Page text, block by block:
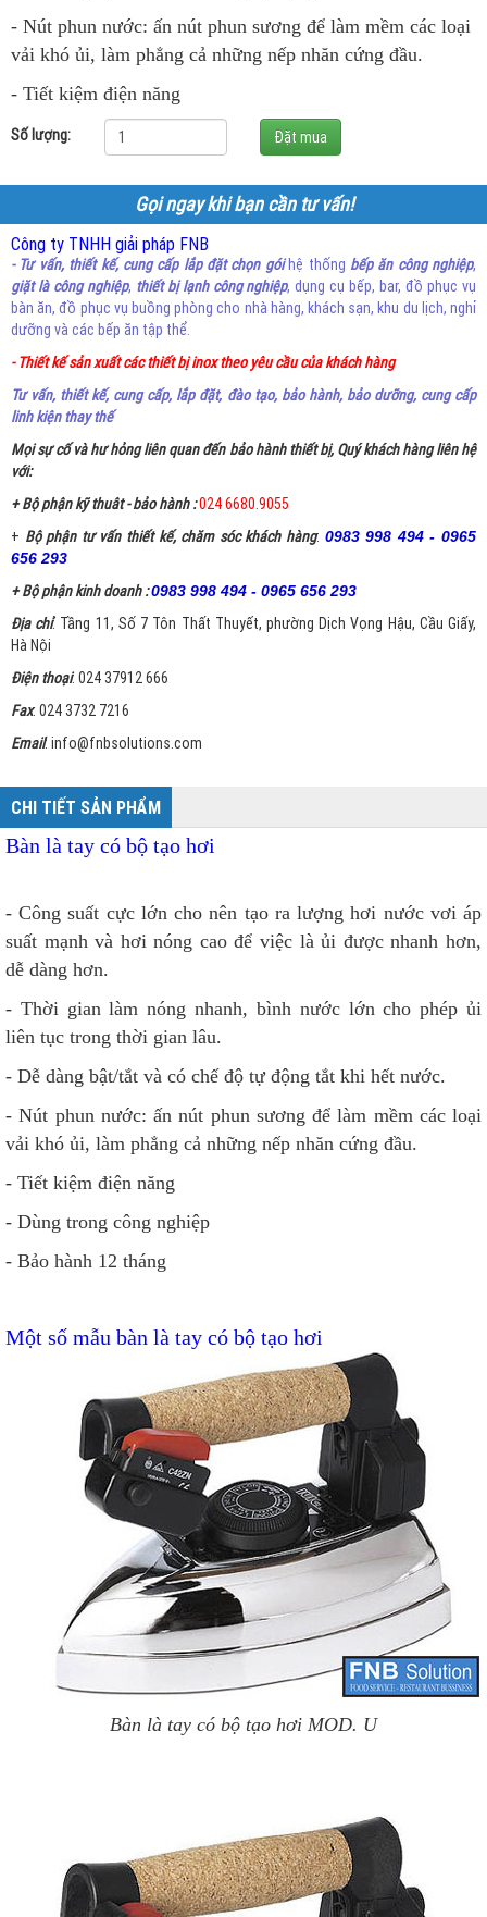
- Nút phun nước: ấn nút phun sương để làm mềm các loại
vải khó ủi, làm phẳng cả những nếp nhăn cứng đầu.
- Tiết kiệm điện năng
Số lượng:
Gọi ngay khi bạn cần tư vấn!
Công ty TNHH giải pháp FNB
- Tư vấn, thiết kế, cung cấp lắp đặt chọn góihệ thống bếp ăn công nghiệp,
giặt là công nghiệp, thiết bị lạnh công nghiệp, dụng cụ bếp, bar, đồ phục vụ
bàn ăn, đồ phục vụ buồng phòng cho nhà hàng, khách sạn, khu du lịch, nghỉ
dưỡng và các bếp ăn tập thể.
- Thiết kế sản xuất các thiết bị inox theo yêu cầu của khách hàng
Tư vấn, thiết kế, cung cấp, lắp đặt, đào tạo, bảo hành, bảo dưỡng, cung cấp
linh kiện thay thế
Mọi sự cố và hư hỏng liên quan đến bảo hành thiết bị, Quý khách hàng liên hệ
với:
+ Bộ phận kỹ thuât - bảo hành :024 6680.9055
+ Bộ phận tư vấn thiết kế, chăm sóc khách hàng: 0983 998 494 - 0965
656 293
+ Bộ phận kinh doanh :0983 998 494 - 0965 656 293
Địa chỉ: Tầng 11, Số 7 Tôn Thất Thuyết, phường Dịch Vọng Hậu, Cầu Giấy,
Hà Nội
Điện thoại: 024 37912 666
Fax: 024 3732 7216
Email: info@fnbsolutions.com
CHI TIẾT SẢN PHẨM
Bàn là tay có bộ tạo hơi
- Công suất cực lớn cho nên tạo ra lượng hơi nước vơi áp
suất mạnh và hơi nóng cao để việc là ủi được nhanh hơn,
dễ dàng hơn.
- Thời gian làm nóng nhanh, bình nước lớn cho phép ủi
liên tục trong thời gian lâu.
- Dễ dàng bật/tắt và có chế độ tự động tắt khi hết nước.
- Nút phun nước: ấn nút phun sương để làm mềm các loại
vải khó ủi, làm phẳng cả những nếp nhăn cứng đầu.
- Tiết kiệm điện năng
- Dùng trong công nghiệp
- Bảo hành 12 tháng
Một số mẫu bàn là tay có bộ tạo hơi
Bàn là tay có bộ tạo hơi MOD. U